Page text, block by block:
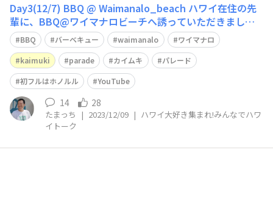
Day3(12/7) BBQ @ Waimanalo_beach ハワイ在住の先
輩に、BBQ@ワイマナロビーチへ誘っていただきました
♥️ からの、Kaimuki Parade見学♥️ からの、No’1 of India
n Restaurant in Hawaii にて夕食🤙 神様🙏ありがとうご
ざ
BBQ バーベキュー waimanalo
ワイマナロ
kaimuki
parade カイムキ
パレード
初フルはホノルル
YouTube
14 28
たまっち | 2023/12/09 | ハワイ大好き集まれ!みんなでハワ
イトーク